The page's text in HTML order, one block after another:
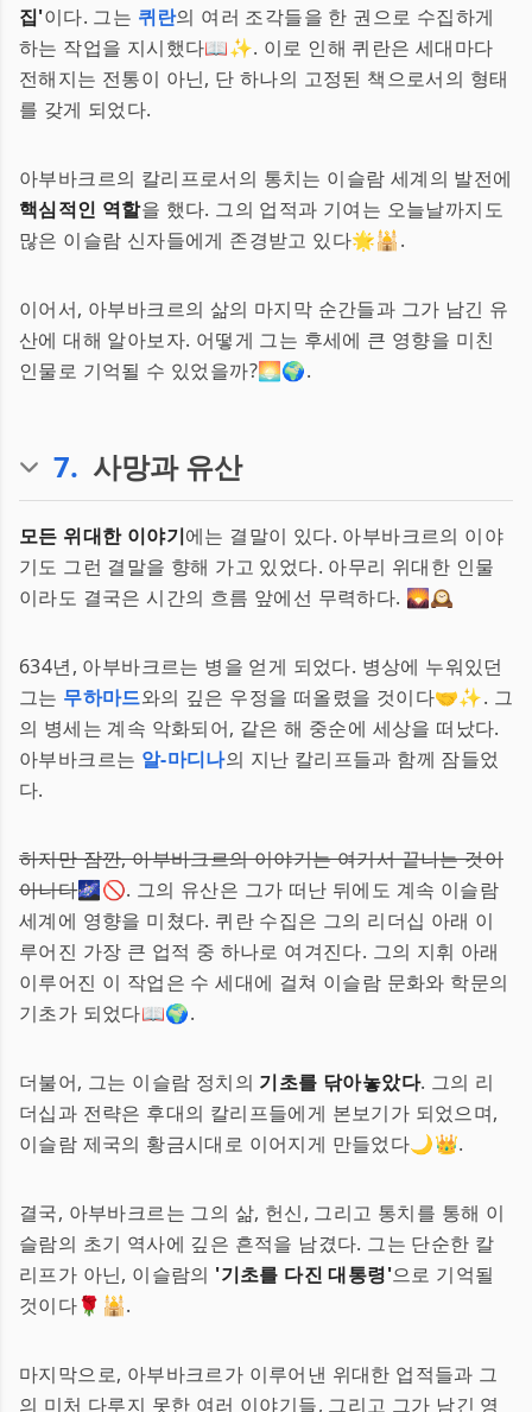
집'이다. 그는 퀴란의 여러 조각들을 한 권으로 수집하게
하는 작업을 지시했다📖✨. 이로 인해 퀴란은 세대마다
전해지는 전통이 아닌, 단 하나의 고정된 책으로서의 형태
를 갖게 되었다.
아부바크르의 칼리프로서의 통치는 이슬람 세계의 발전에
핵심적인 역할을 했다. 그의 업적과 기여는 오늘날까지도
많은 이슬람 신자들에게 존경받고 있다🌟🕌.
이어서, 아부바크르의 삶의 마지막 순간들과 그가 남긴 유
산에 대해 알아보자. 어떻게 그는 후세에 큰 영향을 미친
인물로 기억될 수 있었을까?🌅🌍.
7. 사망과 유산
모든 위대한 이야기에는 결말이 있다. 아부바크르의 이야
기도 그런 결말을 향해 가고 있었다. 아무리 위대한 인물
이라도 결국은 시간의 흐름 앞에선 무력하다. 🌄🕰️
634년, 아부바크르는 병을 얻게 되었다. 병상에 누워있던
그는 무하마드와의 깊은 우정을 떠올렸을 것이다🤝✨. 그
의 병세는 계속 악화되어, 같은 해 중순에 세상을 떠났다.
아부바크르는 알-마디나의 지난 칼리프들과 함께 잠들었
다.
하지만 잠깐, 아부바크르의 이야기는 여기서 끝나는 것이
아니다🌌🚫. 그의 유산은 그가 떠난 뒤에도 계속 이슬람
세계에 영향을 미쳤다. 퀴란 수집은 그의 리더십 아래 이
루어진 가장 큰 업적 중 하나로 여겨진다. 그의 지휘 아래
이루어진 이 작업은 수 세대에 걸쳐 이슬람 문화와 학문의
기초가 되었다📖🌍.
더불어, 그는 이슬람 정치의 기초를 닦아놓았다. 그의 리
더십과 전략은 후대의 칼리프들에게 본보기가 되었으며,
이슬람 제국의 황금시대로 이어지게 만들었다🌙👑.
결국, 아부바크르는 그의 삶, 헌신, 그리고 통치를 통해 이
슬람의 초기 역사에 깊은 흔적을 남겼다. 그는 단순한 칼
리프가 아닌, 이슬람의 '기초를 다진 대통령'으로 기억될
것이다🌹🕌.
마지막으로, 아부바크르가 이루어낸 위대한 업적들과 그
의 미처 다루지 못한 여러 이야기들, 그리고 그가 남긴 영